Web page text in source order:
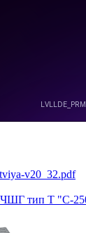
v20_32.pdf
тип Т "С-